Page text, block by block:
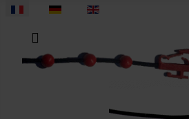
Sélectionnez votre langue